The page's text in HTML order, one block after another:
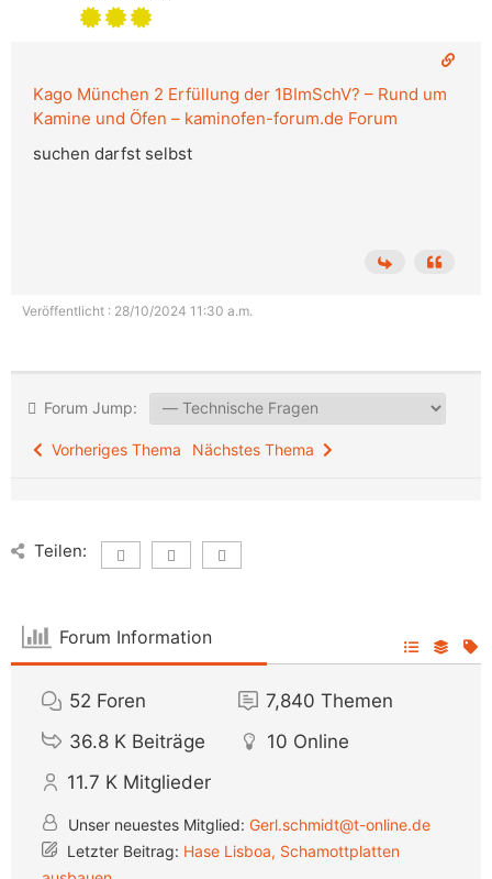
Kago München 2 Erfüllung der 1BImSchV? – Rund um
Kamine und Öfen – kaminofen-forum.de Forum
suchen darfst selbst
Veröffentlicht : 28/10/2024 11:30 a.m.
Forum Jump:
Vorheriges Thema Nächstes Thema
Teilen:
Forum Information
52 Foren 7,840 Themen
36.8 K Beiträge 10 Online
11.7 K Mitglieder
Unser neuestes Mitglied: Gerl.schmidt@t-online.de
Letzter Beitrag: Hase Lisboa, Schamottplatten